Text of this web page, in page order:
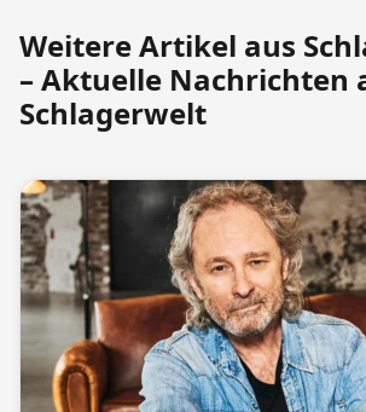
Weitere Artikel aus
– Aktuelle Nachrichten
Schlagerwelt